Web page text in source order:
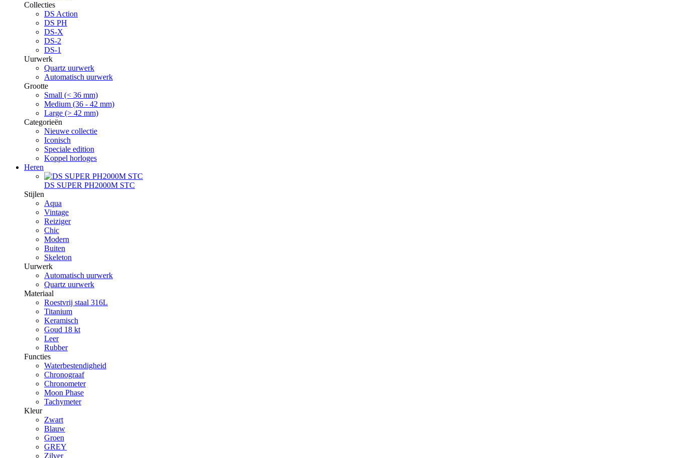
Collecties
DS Action
DS PH
DS-X
DS-2
DS-1
Uurwerk
Quartz uurwerk
Automatisch uurwerk
Grootte
Small (< 36 mm)
Medium (36 - 42 mm)
Large (> 42 mm)
Categorieën
Nieuwe collectie
Iconisch
Speciale edition
Koppel horloges
Heren
DS SUPER PH2000M STC
Stijlen
Aqua
Vintage
Reiziger
Chic
Modern
Buiten
Skeleton
Uurwerk
Automatisch uurwerk
Quartz uurwerk
Materiaal
Roestvrij staal 316L
Titanium
Keramisch
Goud 18 kt
Leer
Rubber
Functies
Waterbestendigheid
Chronograaf
Chronometer
Moon Phase
Tachymeter
Kleur
Zwart
Blauw
Groen
GREY
Zilver